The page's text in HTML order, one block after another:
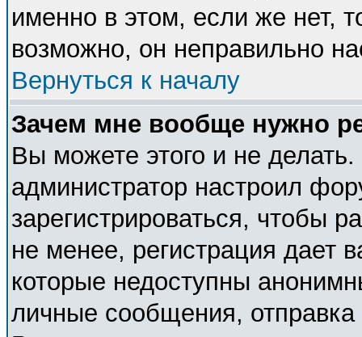
именно в этом, если же нет,
возможно, он неправильно
Вернуться к началу
Зачем мне вообще нужно
Вы можете этого и не делать.
администратор настроил
зарегистрироваться, чтобы
не менее, регистрация дает
которые недоступны
личные сообщения, отправка